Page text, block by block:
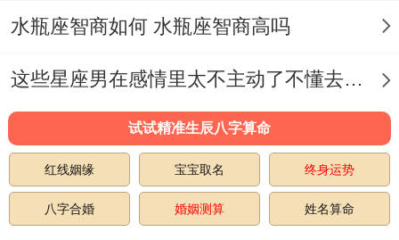
依据沟通，避免主观臆断！
家庭关系升温
晚间适合同家人共处，尤其是与长辈的互动
能带来情感支持.
个人成长:反思与行动并行
水瓶座智商如何 水瓶座智商高吗
这些星座男在感情里太不主动了不懂去爱 这些星座男在感情中排第几
试试精准生辰八字算命
红线姻缘 宝宝取名 终身运势
八字合婚 婚姻测算 姓名算命